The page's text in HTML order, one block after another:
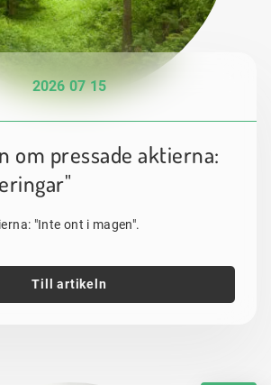
2026 07 15
om pressade aktierna:
"Inte ont i magen".
Till artikeln